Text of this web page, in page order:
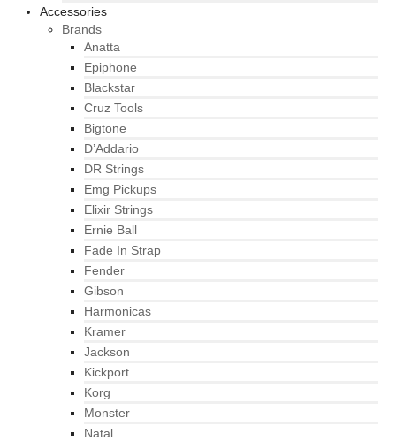
Accessories
Brands
Anatta
Epiphone
Blackstar
Cruz Tools
Bigtone
D’Addario
DR Strings
Emg Pickups
Elixir Strings
Ernie Ball
Fade In Strap
Fender
Gibson
Harmonicas
Kramer
Jackson
Kickport
Korg
Monster
Natal